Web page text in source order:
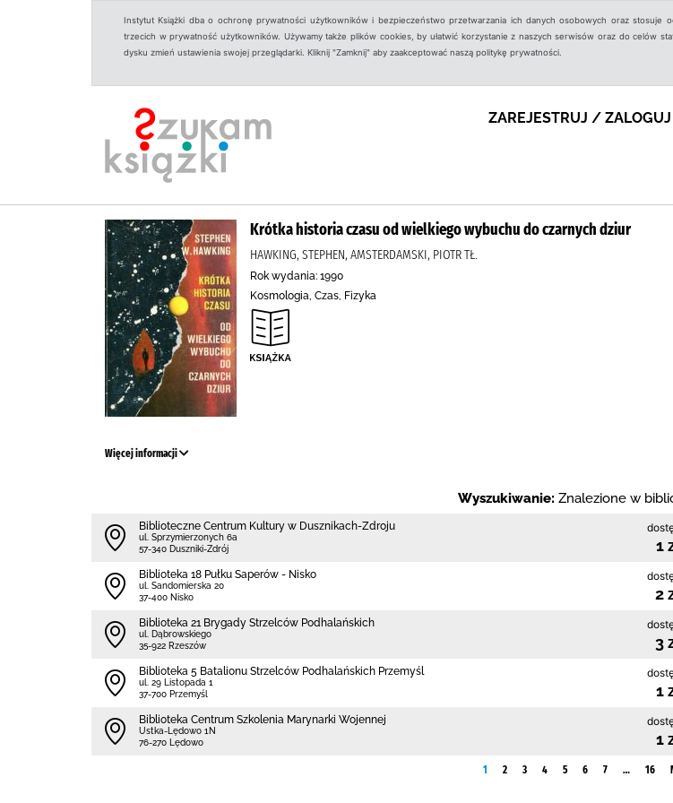
Instytut Książki dba o ochronę prywatności użytkowników i bezpieczeństwo przetwarzania ich danych osobowych oraz stosuje
trzecich w prywatność użytkowników. Używamy także plików cookies, by ułatwić korzystanie z naszych serwisów oraz do celów
dysku zmień ustawienia swojej przeglądarki. Kliknij "Zamknij" aby zaakceptować naszą politykę prywatności.
ZAREJESTRUJ / ZALOGUJ
Krótka historia czasu od wielkiego wybuchu do czarnych dziur
HAWKING, STEPHEN, AMSTERDAMSKI, PIOTR TŁ.
Rok wydania: 1990
Kosmologia, Czas, Fizyka
Więcej informacji
Wyszukiwanie: Znalezione w
Biblioteczne Centrum Kultury w Dusznikach-Zdroju
ul. Sprzymierzonych 6a
57-340 Duszniki-Zdrój
1
Biblioteka 18 Pułku Saperów - Nisko
ul. Sandomierska 20
37-400 Nisko
2
Biblioteka 21 Brygady Strzelców Podhalańskich
ul. Dąbrowskiego
35-922 Rzeszów
3
Biblioteka 5 Batalionu Strzelców Podhalańskich Przemyśl
ul. 29 Listopada 1
37-700 Przemyśl
1
Biblioteka Centrum Szkolenia Marynarki Wojennej
Ustka-Lędowo 1N
76-270 Lędowo
1
1 2 3 4 5 6 7 … 16